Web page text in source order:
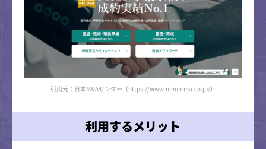
引用元：日本M&Aセンター（https://www.nihon-ma.co.jp/）
利用するメリット